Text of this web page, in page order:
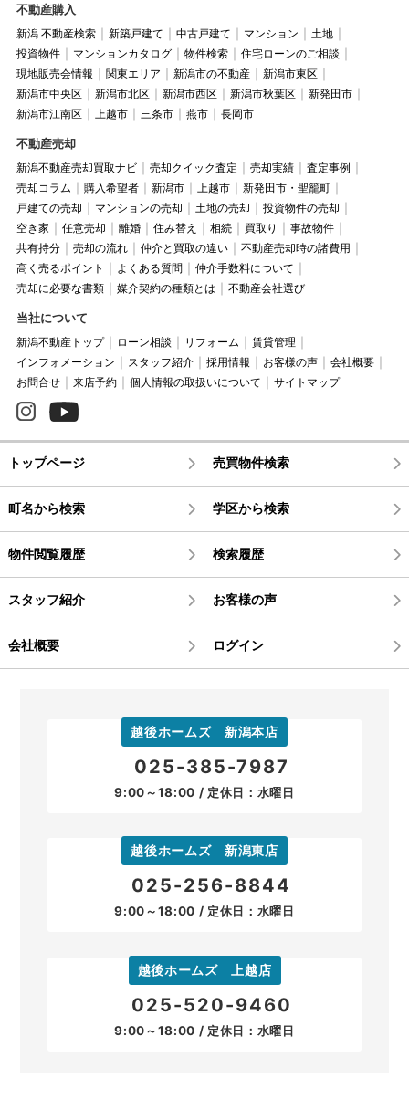
不動産購入
新潟 不動産検索 新築戸建て 中古戸建て マンション
土地
投資物件
マンションカタログ 物件検索
住宅ローンのご相談
現地販売会情報
関東エリア 新潟市の不動産
新潟市東区
新潟市中央区
新潟市北区 新潟市西区 新潟市秋葉区
新発田市
新潟市江南区
上越市 三条市 燕市 長岡市
不動産売却
新潟不動産売却買取ナビ 売却クイック査定 売却実績
査定事例
売却コラム
購入希望者 新潟市 上越市
新発田市・聖籠町
戸建ての売却
マンションの売却 土地の売却
投資物件の売却
空き家
任意売却 離婚 住み替え 相続 買取り
事故物件
共有持分
売却の流れ 仲介と買取の違い
不動産売却時の諸費用
高く売るポイント
よくある質問
仲介手数料について
売却に必要な書類
媒介契約の種類とは 不動産会社選び
当社について
新潟不動産トップ ローン相談 リフォーム
賃貸管理
インフォメーション
スタッフ紹介 採用情報 お客様の声
会社概要
お問合せ
来店予約 個人情報の取扱いについて サイトマップ
トップページ 売買物件検索
町名から検索 学区から検索
物件閲覧履歴 検索履歴
スタッフ紹介 お客様の声
会社概要 ログイン
越後ホームズ 新潟本店
025-385-7987
9:00～18:00 / 定休日：水曜日
越後ホームズ 新潟東店
025-256-8844
9:00～18:00 / 定休日：水曜日
越後ホームズ 上越店
025-520-9460
9:00～18:00 / 定休日：水曜日